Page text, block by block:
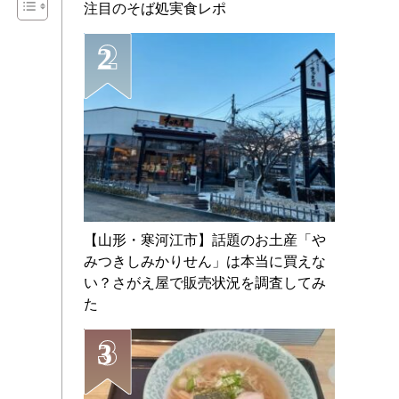
注目のそば処実食レポ
【山形・寒河江市】話題のお土産「や
みつきしみかりせん」は本当に買えな
い？さがえ屋で販売状況を調査してみ
た